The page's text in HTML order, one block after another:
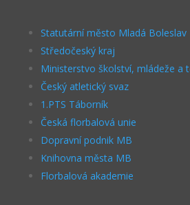
Statutární město Mladá Boleslav
Středočeský kraj
Ministerstvo školství, mládeže a
Český atletický svaz
1.PTS Táborník
Česká florbalová unie
Dopravní podnik MB
Knihovna města MB
Florbalová akademie